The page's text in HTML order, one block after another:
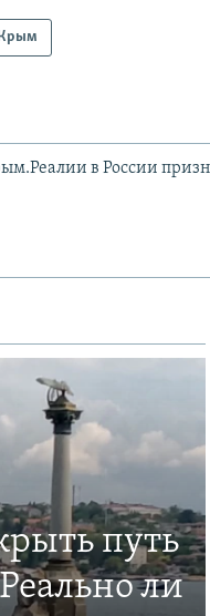
в России
путь
ли